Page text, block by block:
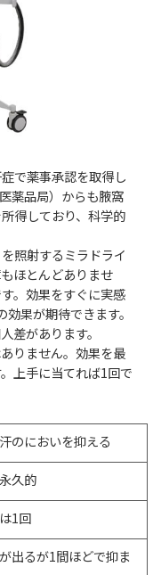
で薬事承認を取得し
薬品局）からも腋窩
得しており、科学的
照射するミラドライ
ほとんどありませ
。効果をすぐに実感
果が期待できます。
差があります。
りません。効果を最
上手に当てれば1回で
のにおいを抑える
久的
1回
出るが1間ほどで抑ま